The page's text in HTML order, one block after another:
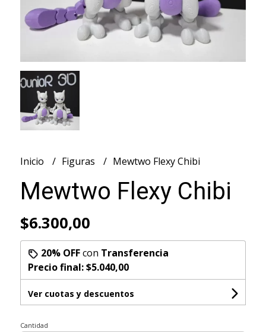
Inicio Figuras Mewtwo Flexy Chibi
Mewtwo Flexy Chibi
$6.300,00
20% OFFcon Transferencia
Precio final:$5.040,00
Ver cuotas y descuentos
Cantidad